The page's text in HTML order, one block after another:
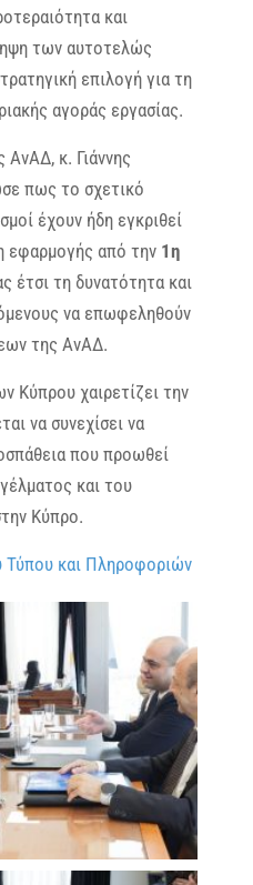
και
των αυτοτελώς
επιλογή για τη
αγοράς εργασίας.
ΑνΑΔ, κ. Γιάννης
πως το σχετικό
έχουν ήδη εγκριθεί
εφαρμογής από την 1η
έτσι τη δυνατότητα και
να επωφεληθούν
της ΑνΑΔ.
Κύπρου χαιρετίζει την
να συνεχίσει να
που προωθεί
και του
Κύπρο.
Τύπου και Πληροφοριών